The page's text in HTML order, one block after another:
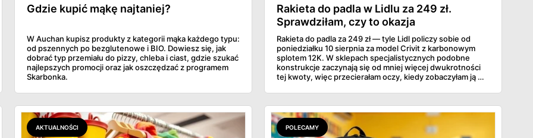
Gdzie kupić mąkę najtaniej?
W Auchan kupisz produkty z kategorii mąka każdego typu:
od pszennych po bezglutenowe i BIO. Dowiesz się, jak
dobrać typ przemiału do pizzy, chleba i ciast, gdzie szukać
najlepszych promocji oraz jak oszczędzać z programem
Skarbonka.
Rakieta do padla w Lidlu za 249 zł.
Sprawdziłam, czy to okazja
Rakieta do padla za 249 zł — tyle Lidl policzy sobie od
poniedziałku 10 sierpnia za model Crivit z karbonowym
splotem 12K. W sklepach specjalistycznych podobne
konstrukcje zaczynają się od mniej więcej dwukrotności
tej kwoty, więc przecierałam oczy, kiedy zobaczyłam ją w
najszybciej rosnący sport w Polsce: kortów przybywa
lawinowo, a chętnych jeszcze szybciej. Sprawdziłam, co
dokładnie dostajemy za te pieniądze i komu taka rakieta
faktycznie wystarczy.
AKTUALNOŚCI POLECAMY